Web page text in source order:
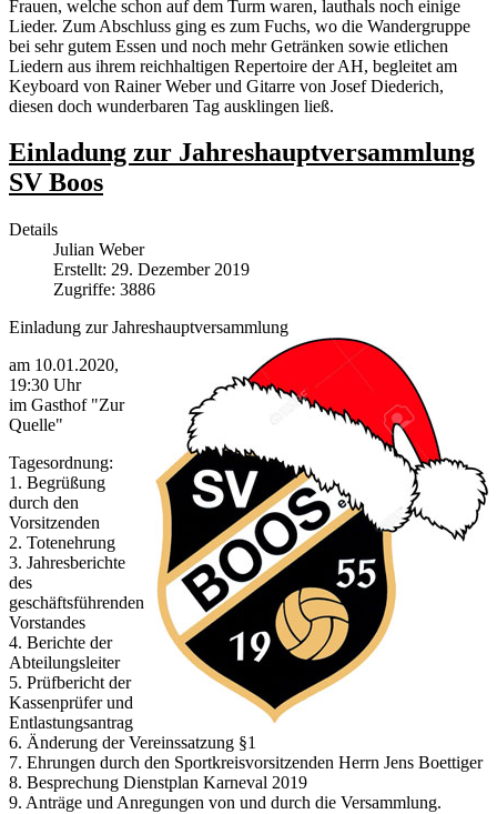
Frauen, welche schon auf dem Turm waren, lauthals noch einige
Lieder. Zum Abschluss ging es zum Fuchs, wo die Wandergruppe
bei sehr gutem Essen und noch mehr Getränken sowie etlichen
Liedern aus ihrem reichhaltigen Repertoire der AH, begleitet am
Keyboard von Rainer Weber und Gitarre von Josef Diederich,
diesen doch wunderbaren Tag ausklingen ließ.
Einladung zur Jahreshauptversammlung
SV Boos
Details
Julian Weber
Erstellt: 29. Dezember 2019
Zugriffe: 3886
Einladung zur Jahreshauptversammlung
am 10.01.2020,
19:30 Uhr
im Gasthof "Zur
Quelle"
Tagesordnung:
1. Begrüßung
durch den
Vorsitzenden
2. Totenehrung
3. Jahresberichte
des
geschäftsführenden
Vorstandes
4. Berichte der
Abteilungsleiter
5. Prüfbericht der
Kassenprüfer und
Entlastungsantrag
6. Änderung der Vereinssatzung §1
7. Ehrungen durch den Sportkreisvorsitzenden Herrn Jens Boettiger
8. Besprechung Dienstplan Karneval 2019
9. Anträge und Anregungen von und durch die Versammlung.